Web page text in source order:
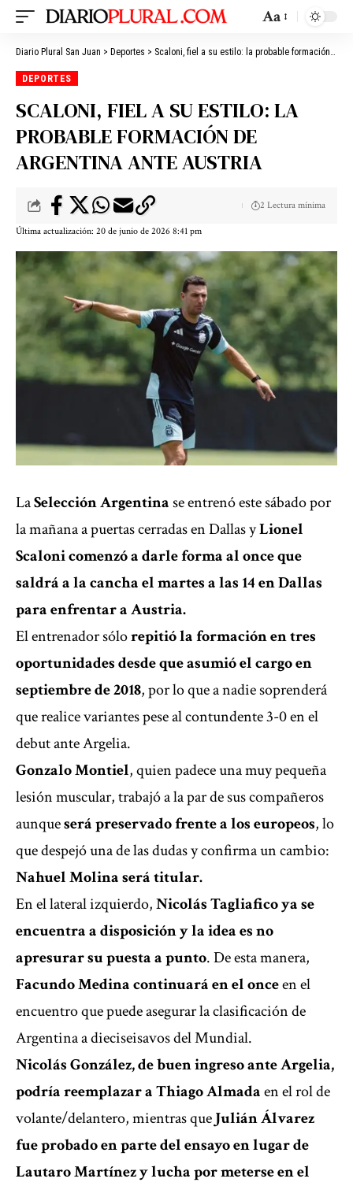
Aa
Diario Plural San Juan > Deportes > Scaloni, fiel a su estilo: la probable formación de Argentina ante Austria
DEPORTES
SCALONI, FIEL A SU ESTILO: LA
PROBABLE FORMACIÓN DE
ARGENTINA ANTE AUSTRIA
Última actualización: 20 de junio de 2026 8:41 pm
2 Lectura mínima
LaSelección Argentinase entrenó este sábado por
la mañana a puertas cerradas en Dallas yLionel
Scaloni comenzó a darle forma al once que
saldrá a la cancha el martes a las 14 en Dallas
para enfrentar a Austria.
El entrenador sólorepitió la formación en tres
oportunidades desde que asumió el cargo en
septiembre de 2018, por lo que a nadie soprenderá
que realice variantes pese al contundente 3-0 en el
debut ante Argelia.
Gonzalo Montiel, quien padece una muy pequeña
lesión muscular, trabajó a la par de sus compañeros
aunqueserá preservado frente a los europeos, lo
que despejó una de las dudas y confirma un cambio:
Nahuel Molina será titular.
En el lateral izquierdo,Nicolás Tagliafico ya se
encuentra a disposición y la idea es no
apresurar su puesta a punto. De esta manera,
Facundo Medina continuará en el onceen el
encuentro que puede asegurar la clasificación de
Argentina a dieciseisavos del Mundial.
Nicolás González, de buen ingreso ante Argelia,
podría reemplazar a Thiago Almadaen el rol de
volante/delantero, mientras queJulián Álvarez
fue probado en parte del ensayo en lugar de
Lautaro Martínez y lucha por meterse en el